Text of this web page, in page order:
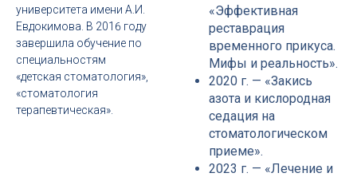
университета имени А.И.
Евдокимова. В 2016 году
завершила обучение по
специальностям
«детская стоматология»,
«стоматология
терапевтическая».
«Эффективная
реставрация
временного прикуса.
Мифы и реальность».
2020 г. — «Закись
азота и кислородная
седация на
стоматологическом
приеме».
2023 г. — «Лечение и